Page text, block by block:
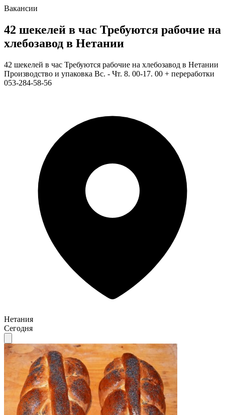
Вакансии
42 шекелей в час Требуются рабочие на
хлебозавод в Нетании
42 шекелей в час Требуются рабочие на хлебозавод в Нетании
Производство и упаковка Вс. - Чт. 8. 00-17. 00 + переработки
053-284-58-56
Нетания
Сегодня